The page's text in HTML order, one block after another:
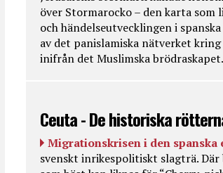
över Stormarocko – den karta
och händelseutvecklingen i
av det panislamiska nätverket
inifrån det Muslimska brödraskapet.
Ceuta - De historiska
Migrationskrisen i den spanska
svenskt inrikespolitiskt slagträ.